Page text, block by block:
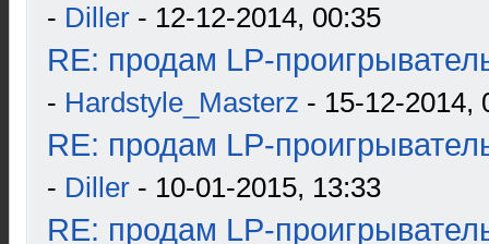
- Diller - 12-12-2014, 00:35
RE: продам LP-
- Hardstyle_Masterz - 15-12-2014,
RE: продам LP-
- Diller - 10-01-2015, 13:33
RE: продам LP-